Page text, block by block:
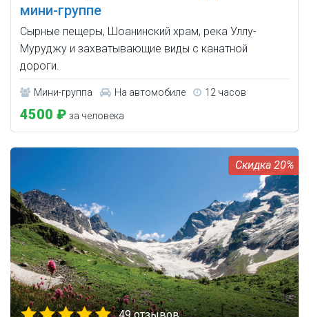
мини-группе
Сырные пещеры, Шоанинский храм, река Уллу-
Муруджу и захватывающие виды с канатной
дороги.
Мини-группа На автомобиле 12 часов
4500 ₽ за человека
20%